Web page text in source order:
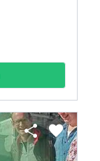
share favorite